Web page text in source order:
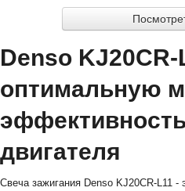
Denso KJ20CR-
оптимальную
двигателя
Свеча зажигания Denso KJ20CR-L11 -